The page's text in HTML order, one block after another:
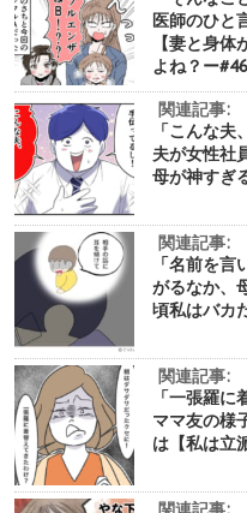
医師のひと
【妻と身
よね？ー
関連記事:
「こんな
夫が女性社
母が神すぎ
関連記事:
「名前を
がるなか、
頃私はバカ
関連記事:
「一張羅
ママ友の様
は【私は立